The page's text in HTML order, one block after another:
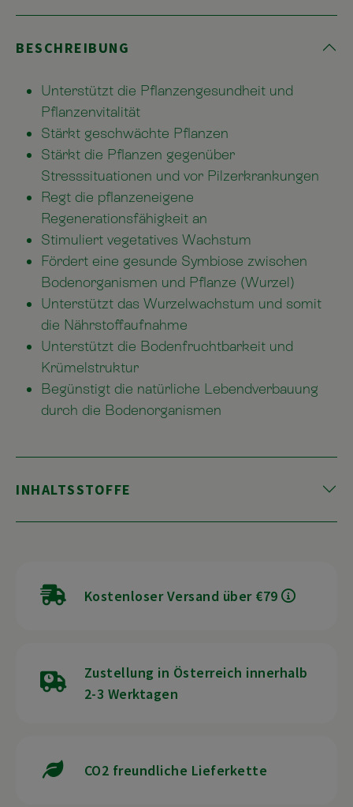
BESCHREIBUNG
Unterstützt die Pflanzengesundheit und
Pflanzenvitalität
Stärkt geschwächte Pflanzen
Stärkt die Pflanzen gegenüber
Stresssituationen und vor Pilzerkrankungen
Regt die pflanzeneigene
Regenerationsfähigkeit an
Stimuliert vegetatives Wachstum
Fördert eine gesunde Symbiose zwischen
Bodenorganismen und Pflanze (Wurzel)
Unterstützt das Wurzelwachstum und somit
die Nährstoffaufnahme
Unterstützt die Bodenfruchtbarkeit und
Krümelstruktur
Begünstigt die natürliche Lebendverbauung
durch die Bodenorganismen
INHALTSSTOFFE
Kostenloser Versand über €79
Zustellung in Österreich innerhalb
2-3 Werktagen
CO2 freundliche Lieferkette